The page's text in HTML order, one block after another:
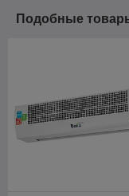
Подобные